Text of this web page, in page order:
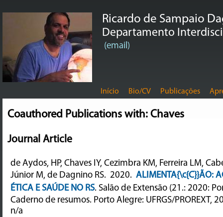
Ricardo de Sampaio
Departamento
(email)
Início Bio/CV Publicações
Coauthored Publications with: Chaves
Journal Article
de Aydos, HP, Chaves IY, Cezimbra KM, Ferreira LM,
Júnior M, de Dagnino RS.2020. ALIMENTA{\c{C}}ÃO:
ÉTICA E SAÚDE NO RS. Salão de Extensão (21.: 2020:
Caderno de resumos. Porto Alegre: UFRGS/PROREXT,
n/a